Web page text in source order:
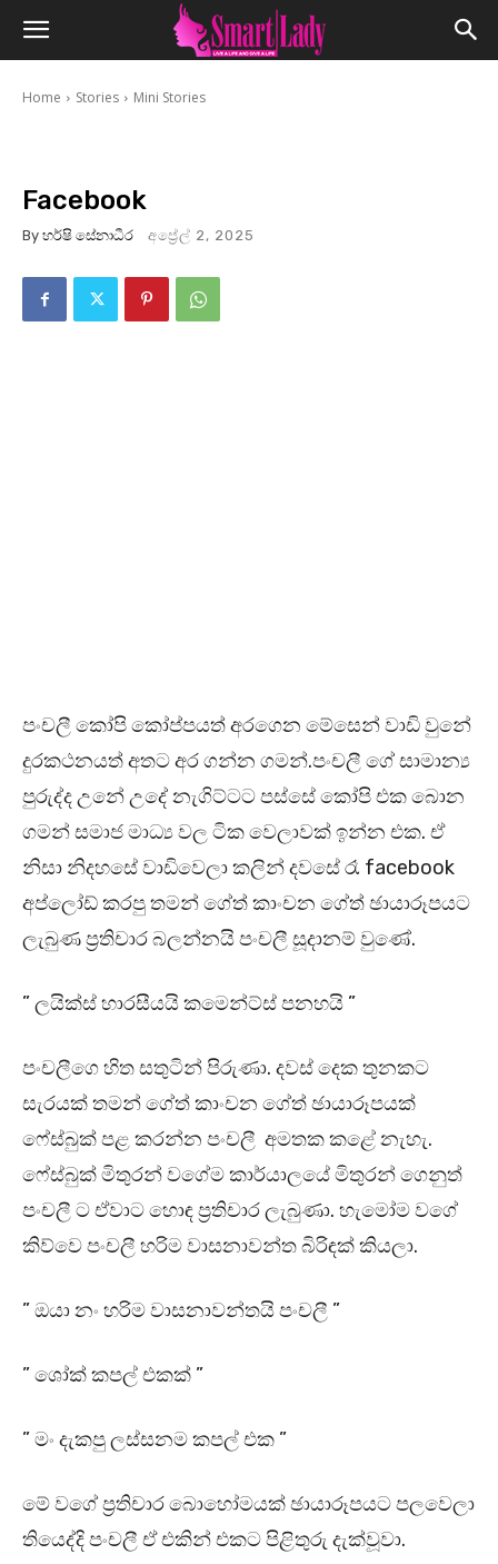
Home Stories Mini Stories
Facebook
By හර්ෂි සේනාධීර අප්‍රේල් 2, 2025
පංචලී කෝපි කෝප්පයත් අරගෙන මේසෙන් වාඩි වුනේ
දුරකථනයත් අතට අර ගන්න ගමන්.පංචලී ගේ සාමාන්‍ය
පුරුද්ද උනේ උදේ නැගිට්ටට පස්සේ කෝපි එක බොන
ගමන් සමාජ මාධ්‍ය වල ටික වෙලාවක් ඉන්න එක. ඒ
නිසා නිදහසේ වාඩිවෙලා කලින් දවසේ රෑ facebook
අප්ලෝඩ් කරපු තමන් ගේත් කාංචන ගේත් ඡායාරූපයට
ලැබුණ ප්‍රතිචාර බලන්නයි පංචලී සූදානම් වුණේ.
” ලයික්ස් හාරසීයයි කමෙන්ට්ස් පනහයි ”
පංචලීගෙ හිත සතුටින් පිරුණා. දවස් දෙක තුනකට
සැරයක් තමන් ගේත් කාංචන ගේත් ඡායාරූපයක්
ෆේස්බුක් පළ කරන්න පංචලී අමතක කළේ නැහැ.
ෆේස්බුක් මිතුරන් වගේම කාර්යාලයේ මිතුරන් ගෙනුත්
පංචලී ට ඒවාට හොඳ ප්‍රතිචාර ලැබුණා. හැමෝම වගේ
කිව්වෙ පංචලී හරිම වාසනාවන්ත බිරිඳක් කියලා.
” ඔයා නං හරිම වාසනාවන්තයි පංචලී ”
” ශෝක් කපල් එකක් ”
” මං දැකපු ලස්සනම කපල් එක ”
මේ වගේ ප්‍රතිචාර බොහෝමයක් ඡායාරූපයට පලවෙලා
තියෙද්දි පංචලී ඒ එකින් එකට පිළිතුරු දැක්වූවා.